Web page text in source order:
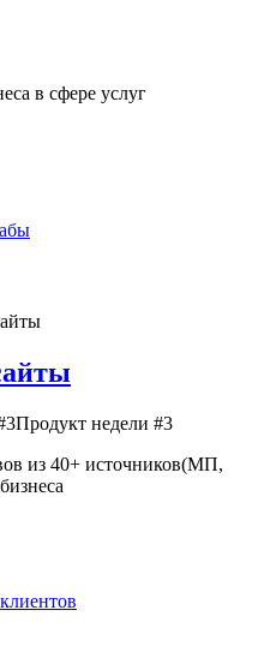
в сфере услуг
Продукт недели #3
из 40+ источников(МП,